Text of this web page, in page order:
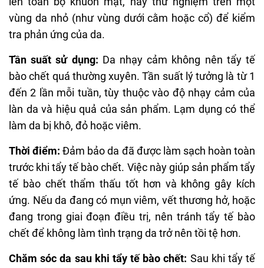
CHẤM ĐIỂM
7/10
massage trên da. Gel dễ dàng lăn tròn và loại bỏ
các tế bào chết khi sử dụng. Tuy nhiên, vẫn sẽ có
tình trạng bị rát da khi dùng. Ai hợp thì sau khi rửa
sạch, da cảm thấy mịn màng, tươi mới, không hề
bị căng khô. Hương thơm thảo mộc nhẹ nhàng, dễ
chịu, không quá nồng.
Tuy nhiên, với da dầu hoặc người cần làm sạch
sâu, sản phẩm có thể cảm giác "chưa đủ mạnh"
ĐIỂM TỐT
Làm sạch da chết vừa ổn
Sau tẩy không bị khô căng
Hỗ trợ cải thiện tông màu da
vùng da nhỏ (như vùng dưới cằm hoặc cổ) để kiểm
tra phản ứng của da.
Tần suất sử dụng: Da nhạy cảm không nên tẩy tế
bào chết quá thường xuyên. Tần suất lý tưởng là từ 1
đến 2 lần mỗi tuần, tùy thuộc vào độ nhạy cảm của
làn da và hiệu quả của sản phẩm. Lạm dụng có thể
làm da bị khô, đỏ hoặc viêm.
Thời điểm: Đảm bảo da đã được làm sạch hoàn toàn
trước khi tẩy tế bào chết. Việc này giúp sản phẩm tẩy
tế bào chết thẩm thấu tốt hơn và không gây kích
ứng. Nếu da đang có mụn viêm, vết thương hở, hoặc
đang trong giai đoạn điều trị, nên tránh tẩy tế bào
chết để không làm tình trạng da trở nên tồi tệ hơn.
Chăm sóc da sau khi tẩy tế bào chết: Sau khi tẩy tế